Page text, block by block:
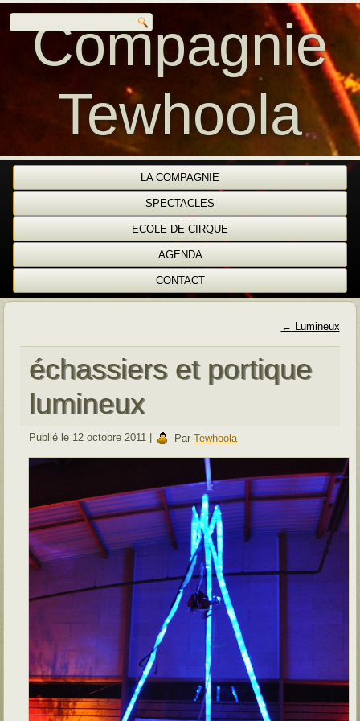
Compagnie
Tewhoola
LA COMPAGNIE
SPECTACLES
ECOLE DE CIRQUE
AGENDA
CONTACT
← Lumineux
échassiers et portique
lumineux
Publié le 12 octobre 2011 Par Tewhoola